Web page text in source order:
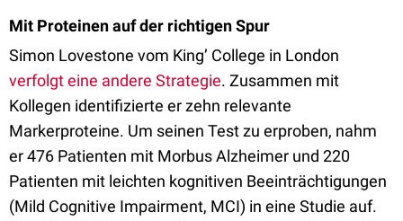
Mit Proteinen auf der richtigen Spur
Simon Lovestone vom King’ College in London
verfolgt eine andere Strategie. Zusammen mit
Kollegen identifizierte er zehn relevante
Markerproteine. Um seinen Test zu erproben, nahm
er 476 Patienten mit Morbus Alzheimer und 220
Patienten mit leichten kognitiven Beeinträchtigungen
(Mild Cognitive Impairment, MCI) in eine Studie auf.